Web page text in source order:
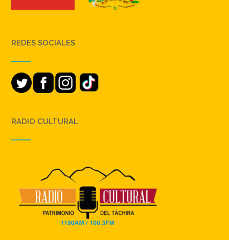
REDES SOCIALES
RADIO CULTURAL